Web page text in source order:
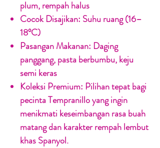
plum, rempah halus
Cocok Disajikan: Suhu ruang (16–
18°C)
Pasangan Makanan: Daging
panggang, pasta berbumbu, keju
semi keras
Koleksi Premium: Pilihan tepat bagi
pecinta Tempranillo yang ingin
menikmati keseimbangan rasa buah
matang dan karakter rempah lembut
khas Spanyol.